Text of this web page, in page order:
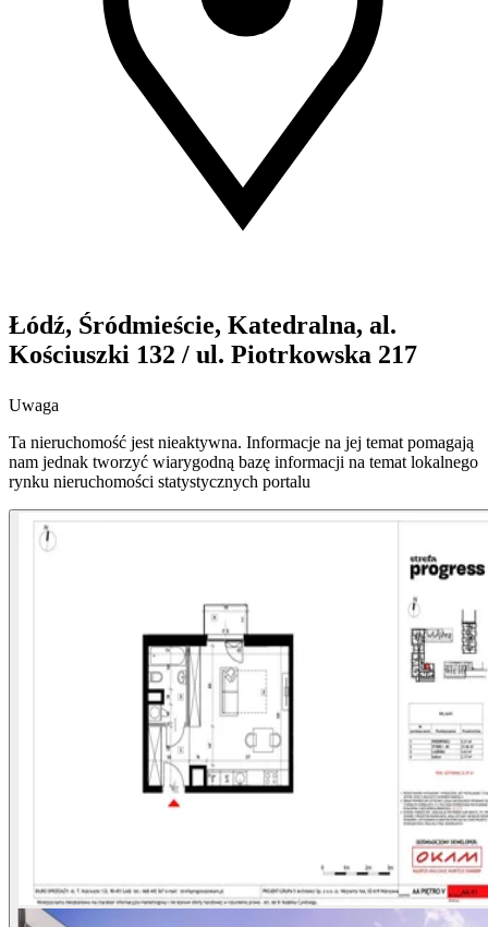
Łódź, Śródmieście, Katedralna, al.
Kościuszki 132 / ul. Piotrkowska 217
Uwaga
Ta nieruchomość jest nieaktywna. Informacje na jej temat pomagają
nam jednak tworzyć wiarygodną bazę informacji na temat lokalnego
rynku nieruchomości statystycznych portalu